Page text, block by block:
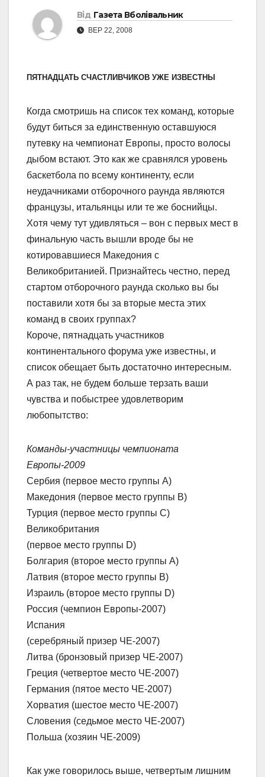
Від Газета Вболівальник
ВЕР 22, 2008
ПЯТНАДЦАТЬ СЧАСТЛИВЧИКОВ УЖЕ ИЗВЕСТНЫ
Когда смотришь на список тех команд, которые
будут биться за единственную оставшуюся
путевку на чемпионат Европы, просто волосы
дыбом встают. Это как же сравнялся уровень
баскетбола по всему континенту, если
неудачниками отборочного раунда являются
французы, итальянцы или те же боснийцы.
Хотя чему тут удивляться – вон с первых мест в
финальную часть вышли вроде бы не
котировавшиеся Македония с
Великобританией. Признайтесь честно, перед
стартом отборочного раунда сколько вы бы
поставили хотя бы за вторые места этих
команд в своих группах?
Короче, пятнадцать участников
континентального форума уже известны, и
список обещает быть достаточно интересным.
А раз так, не будем больше терзать ваши
чувства и побыстрее удовлетворим
любопытство:
Команды-участницы чемпионата
Европы-2009
Сербия (первое место группы А)
Македония (первое место группы В)
Турция (первое место группы С)
Великобритания
(первое место группы D)
Болгария (второе место группы А)
Латвия (второе место группы В)
Израиль (второе место группы D)
Россия (чемпион Европы-2007)
Испания
(серебряный призер ЧЕ-2007)
Литва (бронзовый призер ЧЕ-2007)
Греция (четвертое место ЧЕ-2007)
Германия (пятое место ЧЕ-2007)
Хорватия (шестое место ЧЕ-2007)
Словения (седьмое место ЧЕ-2007)
Польша (хозяин ЧЕ-2009)
Как уже говорилось выше, четвертым лишним